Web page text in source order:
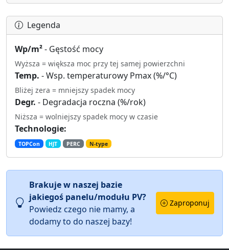
Legenda
Wp/m²- Gęstość mocy
Wyższa = większa moc przy tej samej powierzchni
Temp. - Wsp. temperaturowy Pmax (%/°C)
Bliżej zera = mniejszy spadek mocy
Degr. - Degradacja roczna (%/rok)
Niższa = wolniejszy spadek mocy w czasie
Technologie:
TOPCon HJT PERC N-type
Brakuje w naszej bazie
jakiegoś panelu/modułu PV?
Powiedz czego nie mamy, a
dodamy to do naszej bazy!
Zaproponuj